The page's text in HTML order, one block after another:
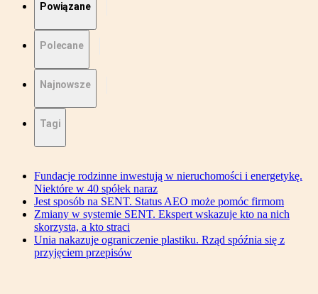
Powiązane
Polecane
Najnowsze
Tagi
Fundacje rodzinne inwestują w nieruchomości i energetykę.
Niektóre w 40 spółek naraz
Jest sposób na SENT. Status AEO może pomóc firmom
Zmiany w systemie SENT. Ekspert wskazuje kto na nich
skorzysta, a kto straci
Unia nakazuje ograniczenie plastiku. Rząd spóźnia się z
przyjęciem przepisów